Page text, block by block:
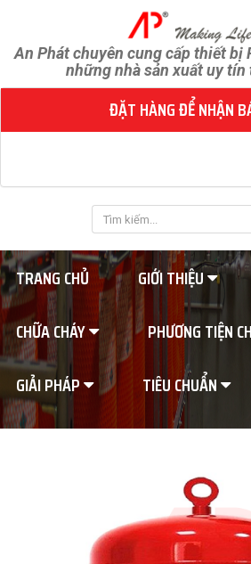
An Phát chuyên cung cấp thiết bị
những nhà sản xuất uy
ĐẶT HÀNG ĐỂ NHẬN
TRANG CHỦ GIỚI THIỆU
CHỮA CHÁY
PHƯƠNG TIỆN
GIẢI PHÁP
TIÊU CHUẨN